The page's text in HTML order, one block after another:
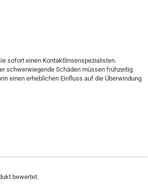
sofort einen Kontaktlinsenspezialisten.
schwerwiegende Schäden müssen frühzeitig
einen erheblichen Einfluss auf die Überwindung
bewertet.